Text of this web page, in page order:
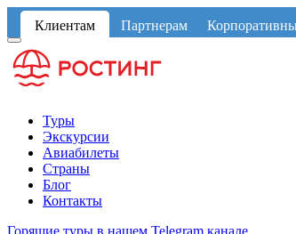
Клиентам Партнерам
Туры
Экскурсии
Авиабилеты
Страны
Блог
Контакты